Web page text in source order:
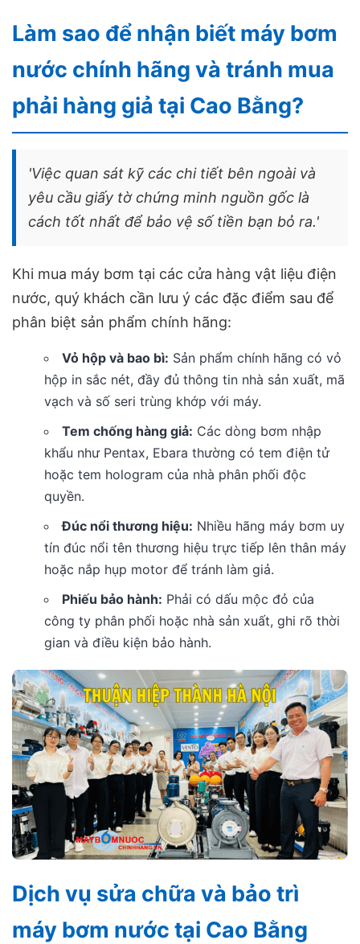
Làm sao để nhận biết máy bơm
nước chính hãng và tránh mua
phải hàng giả tại Cao Bằng?
'Việc quan sát kỹ các chi tiết bên ngoài và
yêu cầu giấy tờ chứng minh nguồn gốc là
cách tốt nhất để bảo vệ số tiền bạn bỏ ra.'
Khi mua máy bơm tại các cửa hàng vật liệu điện
nước, quý khách cần lưu ý các đặc điểm sau để
phân biệt sản phẩm chính hãng:
Vỏ hộp và bao bì: Sản phẩm chính hãng có vỏ
hộp in sắc nét, đầy đủ thông tin nhà sản xuất, mã
vạch và số seri trùng khớp với máy.
Tem chống hàng giả: Các dòng bơm nhập
khẩu như Pentax, Ebara thường có tem điện tử
hoặc tem hologram của nhà phân phối độc
quyền.
Đúc nổi thương hiệu: Nhiều hãng máy bơm uy
tín đúc nổi tên thương hiệu trực tiếp lên thân máy
hoặc nắp hụp motor để tránh làm giả.
Phiếu bảo hành: Phải có dấu mộc đỏ của
công ty phân phối hoặc nhà sản xuất, ghi rõ thời
gian và điều kiện bảo hành.
Dịch vụ sửa chữa và bảo trì
máy bơm nước tại Cao Bằng